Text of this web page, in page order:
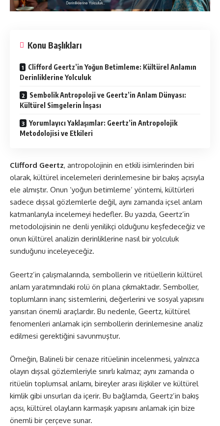
Konu Başlıkları
Clifford Geertz’in Yoğun Betimleme: Kültürel Anlamın
Derinliklerine Yolculuk
Sembolik Antropoloji ve Geertz’in Anlam Dünyası:
Kültürel Simgelerin İnşası
Yorumlayıcı Yaklaşımlar: Geertz’in Antropolojik
Metodolojisi ve Etkileri
Clifford Geertz, antropolojinin en etkili isimlerinden biri
olarak, kültürel incelemeleri derinlemesine bir bakış açısıyla
ele almıştır. Onun ‘yoğun betimleme’ yöntemi, kültürleri
sadece dışsal gözlemlerle değil, aynı zamanda içsel anlam
katmanlarıyla incelemeyi hedefler. Bu yazıda, Geertz’in
metodolojisinin ne denli yenilikçi olduğunu keşfedeceğiz ve
onun kültürel analizin derinliklerine nasıl bir yolculuk
sunduğunu inceleyeceğiz.
Geertz’in çalışmalarında, sembollerin ve ritüellerin kültürel
anlam yaratımındaki rolü ön plana çıkmaktadır. Semboller,
toplumların inanç sistemlerini, değerlerini ve sosyal yapısını
yansıtan önemli araçlardır. Bu nedenle, Geertz, kültürel
fenomenleri anlamak için sembollerin derinlemesine analiz
edilmesi gerektiğini savunmuştur.
Örneğin, Balineli bir cenaze ritüelinin incelenmesi, yalnızca
olayın dışsal gözlemleriyle sınırlı kalmaz; aynı zamanda o
ritüelin toplumsal anlamı, bireyler arası ilişkiler ve kültürel
kimlik gibi unsurları da içerir. Bu bağlamda, Geertz’in bakış
açısı, kültürel olayların karmaşık yapısını anlamak için bize
önemli bir çerçeve sunar.